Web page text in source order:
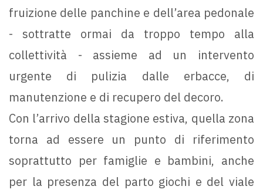
fruizione delle panchine e dell’area pedonale
- sottratte ormai da troppo tempo alla
collettività - assieme ad un intervento
urgente di pulizia dalle erbacce, di
manutenzione e di recupero del decoro.
Con l’arrivo della stagione estiva, quella zona
torna ad essere un punto di riferimento
soprattutto per famiglie e bambini, anche
per la presenza del parto giochi e del viale